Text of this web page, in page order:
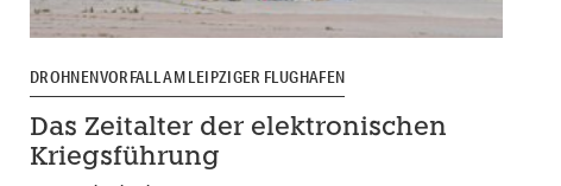
DROHNENVORFALL AM LEIPZIGER FLUGHAFEN
Das Zeitalter der elektronischen
Kriegsführung